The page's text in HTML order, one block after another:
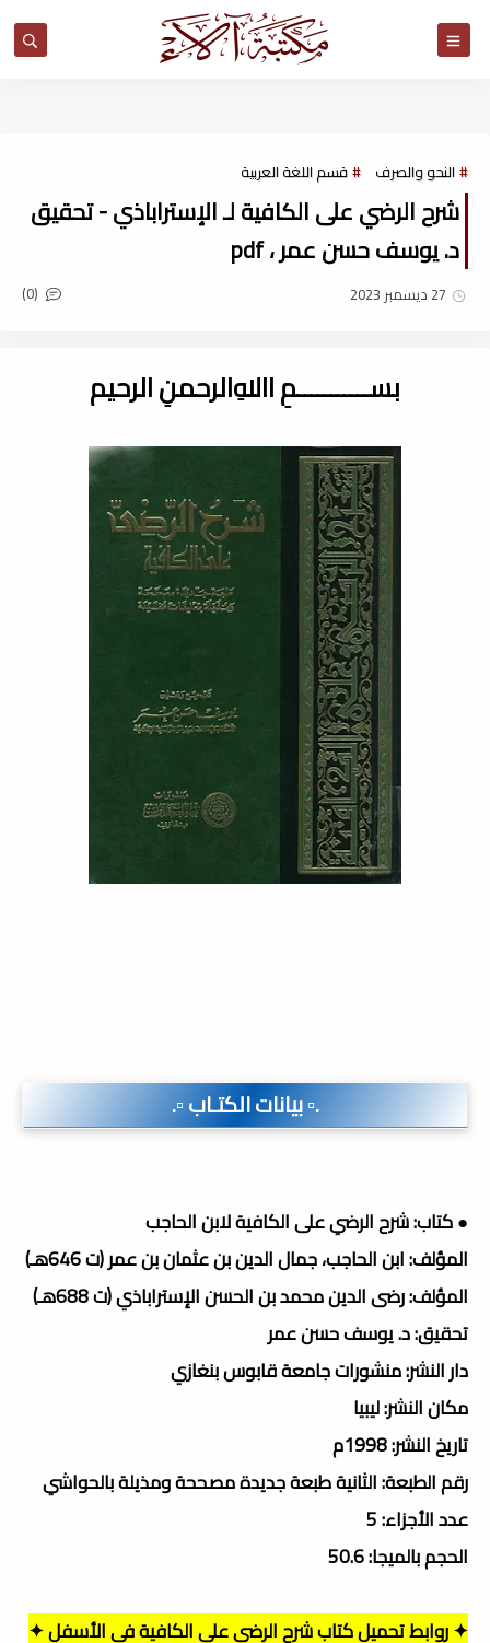
النحو والصرف قسم اللغة العربية
شرح الرضي على الكافية لـ الإستراباذي - تحقيق
د. يوسف حسن عمر ، pdf
27 ديسمبر 2023 (0)
بســـــــــــمِ اﷲِالرحمنِ الرحيم
.▫️ بيانات الكتـاب ▫️.
● كتاب: شرح الرضي على الكافية لابن الحاجب
المؤلف: ابن الحاجب، جمال الدين بن عثمان بن عمر (ت 646هـ)
المؤلف: رضى الدين محمد بن الحسن الإستراباذي (ت 688هـ)
تحقيق: د. يوسف حسن عمر
دار النشر: منشورات جامعة قابوس بنغازي
مكان النشر: ليبيا
تاريخ النشر: 1998م
رقم الطبعة: الثانية طبعة جديدة مصححة ومذيلة بالحواشي
عدد الأجزاء: 5
الحجم بالميجا: 50.6
✦ روابط تحميل كتاب شرح الرضى على الكافية فى الأسفل ✦